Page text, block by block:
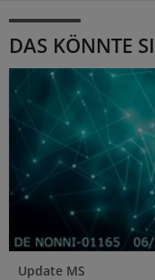
DAS KÖNNTE
Update MS